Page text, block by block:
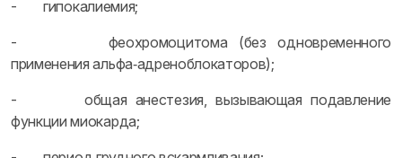
- гипокалиемия;
- феохромоцитома (без одновременного
применения альфа‑адреноблокаторов);
- общая анестезия, вызывающая подавление
функции миокарда;